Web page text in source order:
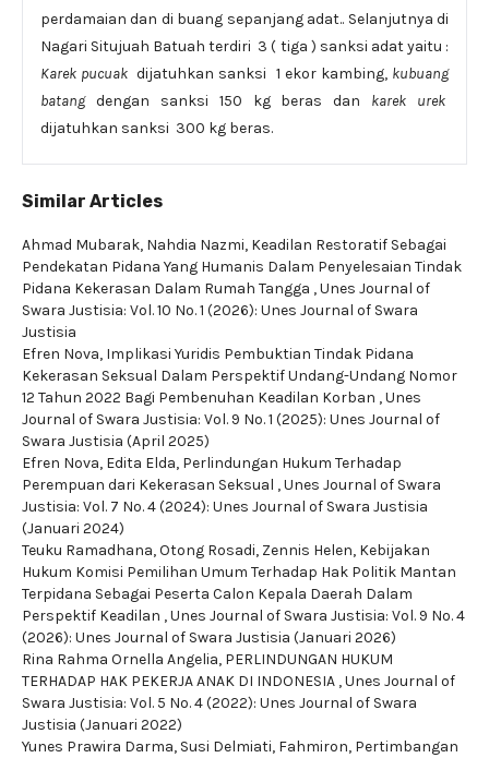
perdamaian dan di buang sepanjang adat.. Selanjutnya di
Nagari Situjuah Batuah terdiri 3 ( tiga ) sanksi adat yaitu :
Karek pucuak dijatuhkan sanksi 1 ekor kambing, kubuang
batangdengan sanksi 150 kg beras dan karek urek
dijatuhkan sanksi 300 kg beras.
Similar Articles
Ahmad Mubarak, Nahdia Nazmi, Keadilan Restoratif Sebagai
Pendekatan Pidana Yang Humanis Dalam Penyelesaian Tindak
Pidana Kekerasan Dalam Rumah Tangga ,Unes Journal of
Swara Justisia: Vol. 10 No. 1 (2026): Unes Journal of Swara
Justisia
Efren Nova, Implikasi Yuridis Pembuktian Tindak Pidana
Kekerasan Seksual Dalam Perspektif Undang-Undang Nomor
12 Tahun 2022 Bagi Pembenuhan Keadilan Korban ,Unes
Journal of Swara Justisia: Vol. 9 No. 1 (2025): Unes Journal of
Swara Justisia (April 2025)
Efren Nova, Edita Elda, Perlindungan Hukum Terhadap
Perempuan dari Kekerasan Seksual ,Unes Journal of Swara
Justisia: Vol. 7 No. 4 (2024): Unes Journal of Swara Justisia
(Januari 2024)
Teuku Ramadhana, Otong Rosadi, Zennis Helen, Kebijakan
Hukum Komisi Pemilihan Umum Terhadap Hak Politik Mantan
Terpidana Sebagai Peserta Calon Kepala Daerah Dalam
Perspektif Keadilan ,Unes Journal of Swara Justisia: Vol. 9 No. 4
(2026): Unes Journal of Swara Justisia (Januari 2026)
Rina Rahma Ornella Angelia, PERLINDUNGAN HUKUM
TERHADAP HAK PEKERJA ANAK DI INDONESIA ,Unes Journal of
Swara Justisia: Vol. 5 No. 4 (2022): Unes Journal of Swara
Justisia (Januari 2022)
Yunes Prawira Darma, Susi Delmiati, Fahmiron, Pertimbangan